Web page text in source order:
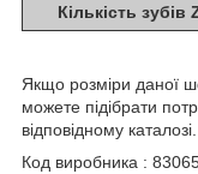
Кількість зубів
Якщо розміри даної
можете підібрати
відповідному каталозі.
Код виробника :